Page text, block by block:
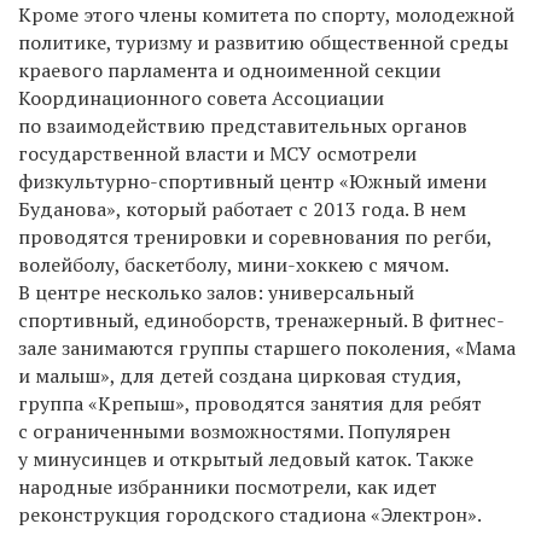
Кроме этого члены комитета по спорту, молодежной
политике, туризму и развитию общественной среды
краевого парламента и одноименной секции
Координационного совета Ассоциации
по взаимодействию представительных органов
государственной власти и МСУ осмотрели
физкультурно-спортивный центр «Южный имени
Буданова», который работает с 2013 года. В нем
проводятся тренировки и соревнования по регби,
волейболу, баскетболу, мини-хоккею с мячом.
В центре несколько залов: универсальный
спортивный, единоборств, тренажерный. В фитнес-
зале занимаются группы старшего поколения, «Мама
и малыш», для детей создана цирковая студия,
группа «Крепыш», проводятся занятия для ребят
с ограниченными возможностями. Популярен
у минусинцев и открытый ледовый каток. Также
народные избранники посмотрели, как идет
реконструкция городского стадиона «Электрон».